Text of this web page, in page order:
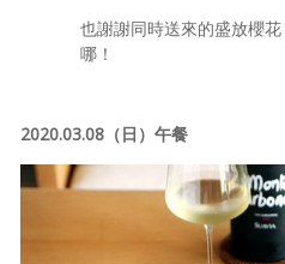
也謝謝同時送來的盛放櫻
哪！
2020.03.08（日）午餐